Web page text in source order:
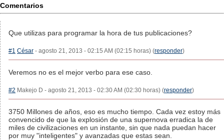
Comentarios
Que utilizas para programar la hora de tus publicaciones?
#1 César - agosto 21, 2013 - 02:15 AM (02:15 horas) (responder)
Veremos no es el mejor verbo para ese caso.
#2 Makejo D - agosto 21, 2013 - 02:30 AM (02:30 horas) (responder)
3750 Millones de años, eso es mucho tiempo. Cada vez estoy más
convencido de que la explosión de una supernova erradica la de
miles de civilizaciones en un instante, sin que nada puedan hacer
por muy "inteligentes" y avanzadas que estas sean.